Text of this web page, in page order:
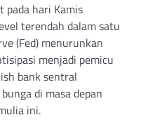
pada hari Kamis
terendah dalam satu
(Fed) menurunkan
menjadi pemicu
bank sentral
di masa depan
ini.